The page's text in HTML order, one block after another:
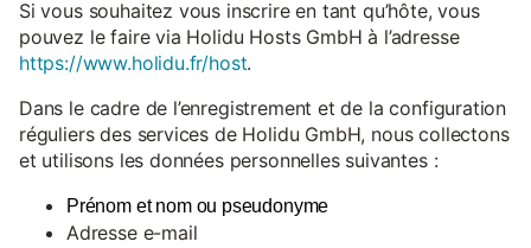
Si vous souhaitez vous inscrire en tant qu’hôte, vous
pouvez le faire via Holidu Hosts GmbH à l’adresse
https://www.holidu.fr/host.
Dans le cadre de l’enregistrement et de la configuration
réguliers des services de Holidu GmbH, nous collectons
et utilisons les données personnelles suivantes :
Prénom et nom ou pseudonyme
Adresse e-mail